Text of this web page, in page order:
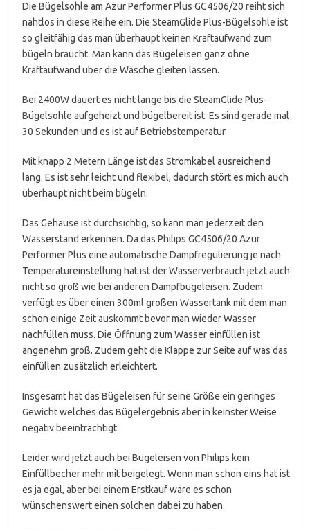
Die Bügelsohle am Azur Performer Plus GC4506/20 reiht sich
nahtlos in diese Reihe ein. Die SteamGlide Plus-Bügelsohle ist
so gleitfähig das man überhaupt keinen Kraftaufwand zum
bügeln braucht. Man kann das Bügeleisen ganz ohne
Kraftaufwand über die Wäsche gleiten lassen.
Bei 2400W dauert es nicht lange bis die SteamGlide Plus-
Bügelsohle aufgeheizt und bügelbereit ist. Es sind gerade mal
30 Sekunden und es ist auf Betriebstemperatur.
Mit knapp 2 Metern Länge ist das Stromkabel ausreichend
lang. Es ist sehr leicht und flexibel, dadurch stört es mich auch
überhaupt nicht beim bügeln.
Das Gehäuse ist durchsichtig, so kann man jederzeit den
Wasserstand erkennen. Da das Philips GC4506/20 Azur
Performer Plus eine automatische Dampfregulierung je nach
Temperatureinstellung hat ist der Wasserverbrauch jetzt auch
nicht so groß wie bei anderen Dampfbügeleisen. Zudem
verfügt es über einen 300ml großen Wassertank mit dem man
schon einige Zeit auskommt bevor man wieder Wasser
nachfüllen muss. Die Öffnung zum Wasser einfüllen ist
angenehm groß. Zudem geht die Klappe zur Seite auf was das
einfüllen zusätzlich erleichtert.
Insgesamt hat das Bügeleisen für seine Größe ein geringes
Gewicht welches das Bügelergebnis aber in keinster Weise
negativ beeinträchtigt.
Leider wird jetzt auch bei Bügeleisen von Philips kein
Einfüllbecher mehr mit beigelegt. Wenn man schon eins hat ist
es ja egal, aber bei einem Erstkauf wäre es schon
wünschenswert einen solchen dabei zu haben.